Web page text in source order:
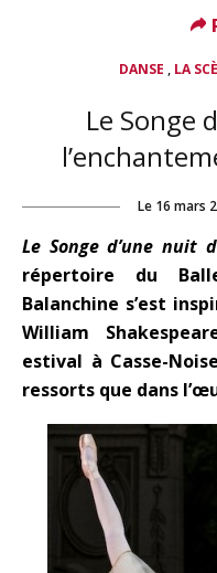
DANSE , LA
Le Songe
Le 16 mars
Le Songe d’une nuit
répertoire du
Balanchine s’est
William
estival à Casse-
ressorts que dans